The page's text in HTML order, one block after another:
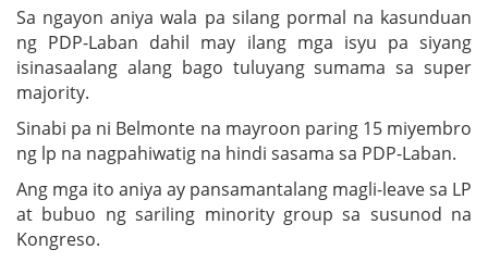
Sa ngayon aniya wala pa silang pormal na kasunduan
ng PDP-Laban dahil may ilang mga isyu pa siyang
isinasaalang alang bago tuluyang sumama sa super
majority.
Sinabi pa ni Belmonte na mayroon paring 15 miyembro
ng lp na nagpahiwatig na hindi sasama sa PDP-Laban.
Ang mga ito aniya ay pansamantalang magli-leave sa LP
at bubuo ng sariling minority group sa susunod na
Kongreso.